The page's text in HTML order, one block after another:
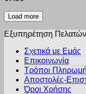
Οι
επιλογές
μπορούν
να
επιλεγούν
σελίδα
προϊόντος
Load more
Εξυπηρέτηση Πελατών
Σχετικά με Εμάς
Επικοινωνία
Τρόποι
Αποστολές-
Όροι Χρήσης